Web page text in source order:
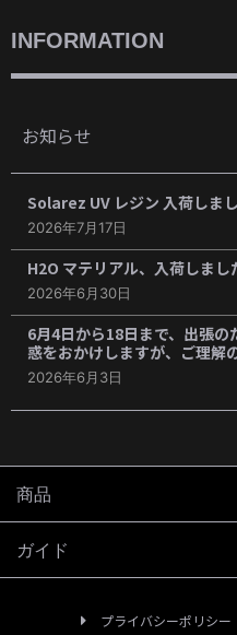
INFORMATION
お知らせ
Solarez UV レジン 入荷しま
2026年7月17日
H2O マテリアル、入荷しまし
2026年6月30日
6月4日から18日まで、出張
惑をおかけしますが、ご理解
2026年6月3日
商品
ガイド
プライバシーポリシー